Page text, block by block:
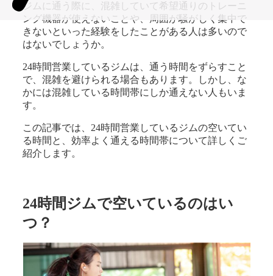
ジムに通う際に、混雑していて希望通りのトレーニ
ング機器が使えないことや、周囲が騒がしく集中で
きないといった経験をしたことがある人は多いので
はないでしょうか。
24時間営業しているジムは、通う時間をずらすこと
で、混雑を避けられる場合もあります。しかし、な
かには混雑している時間帯にしか通えない人もいま
す。
この記事では、24時間営業しているジムの空いてい
る時間と、効率よく通える時間帯について詳しくご
紹介します。
24時間ジムで空いているのはい
つ？